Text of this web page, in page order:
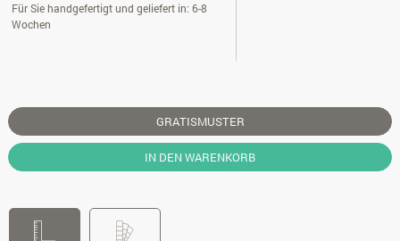
Für Sie handgefertigt und geliefert in: 6-8
Wochen
GRATISMUSTER
IN DEN WARENKORB